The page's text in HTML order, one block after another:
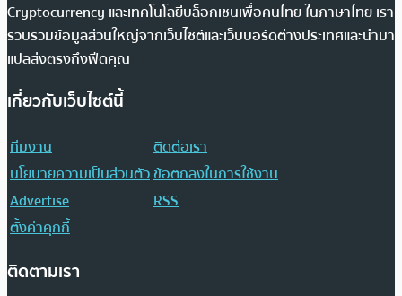
Cryptocurrency และเทคโนโลยีบล็อกเชนเพื่อคนไทย ในภาษาไทย เรา
รวบรวมข้อมูลส่วนใหญ่จากเว็บไซต์และเว็บบอร์ดต่างประเทศและนำมา
แปลส่งตรงถึงฟีดคุณ
เกี่ยวกับเว็บไซต์นี้
ทีมงาน
ติดต่อเรา
นโยบายความเป็นส่วนตัวข้อตกลงในการใช้งาน
Advertise
RSS
ตั้งค่าคุกกี้
ติดตามเรา